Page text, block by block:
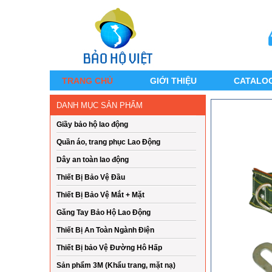
TRANG CHỦ GIỚI THIỆU
DANH MỤC SẢN PHẨM
Giầy bảo hộ lao động
Quần áo, trang phục Lao Động
Dây an toàn lao động
Thiết Bị Bảo Vệ Đầu
Thiết Bị Bảo Vệ Mắt + Mặt
Găng Tay Bảo Hộ Lao Động
Thiết Bị An Toàn Ngành Điện
Thiết Bị bảo Vệ Đường Hô Hấp
Sản phẩm 3M (Khẩu trang, mặt nạ)